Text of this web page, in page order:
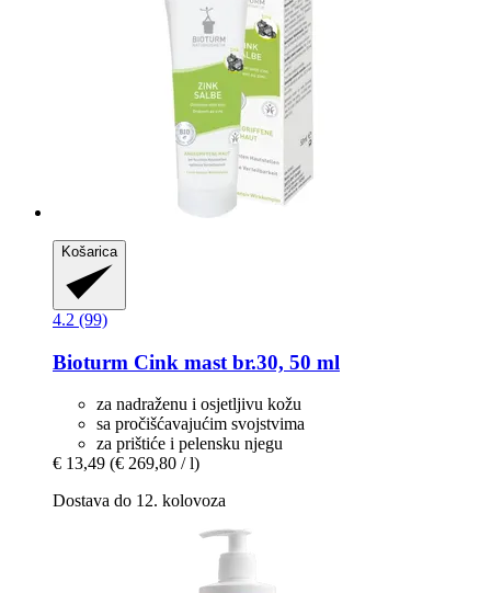
Košarica
4.2 (99)
Bioturm Cink mast br.30, 50 ml
za nadraženu i osjetljivu kožu
sa pročišćavajućim svojstvima
za prištiće i pelensku njegu
€ 13,49 (€ 269,80 / l)
Dostava do 12. kolovoza